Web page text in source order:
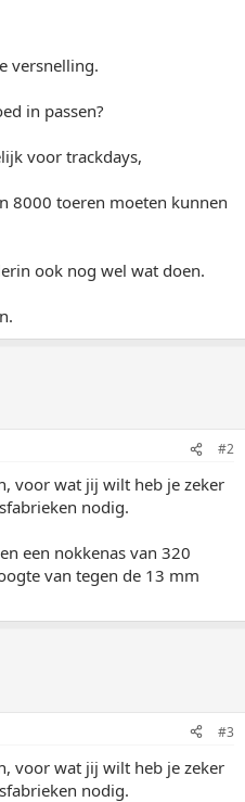
versnelling.
in passen?
voor trackdays,
8000 toeren moeten kunnen
ook nog wel wat doen.
#2
voor wat jij wilt heb je zeker
nodig.
een nokkenas van 320
van tegen de 13 mm
#3
voor wat jij wilt heb je zeker
nodig.